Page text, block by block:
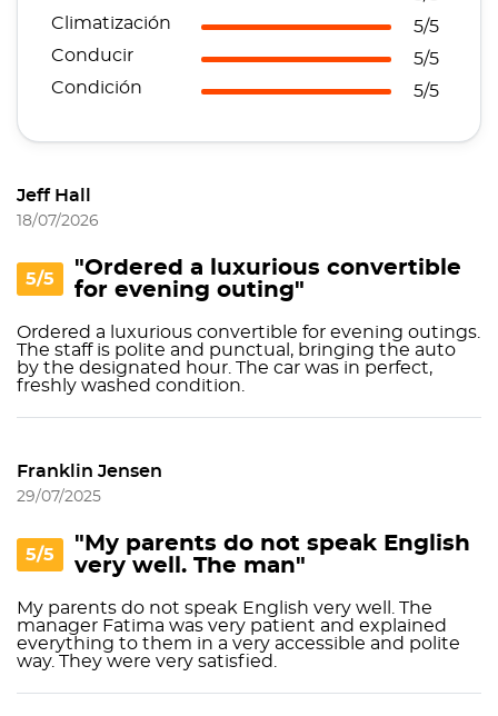
Climatización
5/5
Conducir
5/5
Condición
5/5
Jeff Hall
18/07/2026
5/5
"Ordered a luxurious convertible
for evening outing"
Ordered a luxurious convertible for evening outings.
The staff is polite and punctual, bringing the auto
by the designated hour. The car was in perfect,
freshly washed condition.
Franklin Jensen
29/07/2025
5/5
"My parents do not speak English
very well. The man"
My parents do not speak English very well. The
manager Fatima was very patient and explained
everything to them in a very accessible and polite
way. They were very satisfied.